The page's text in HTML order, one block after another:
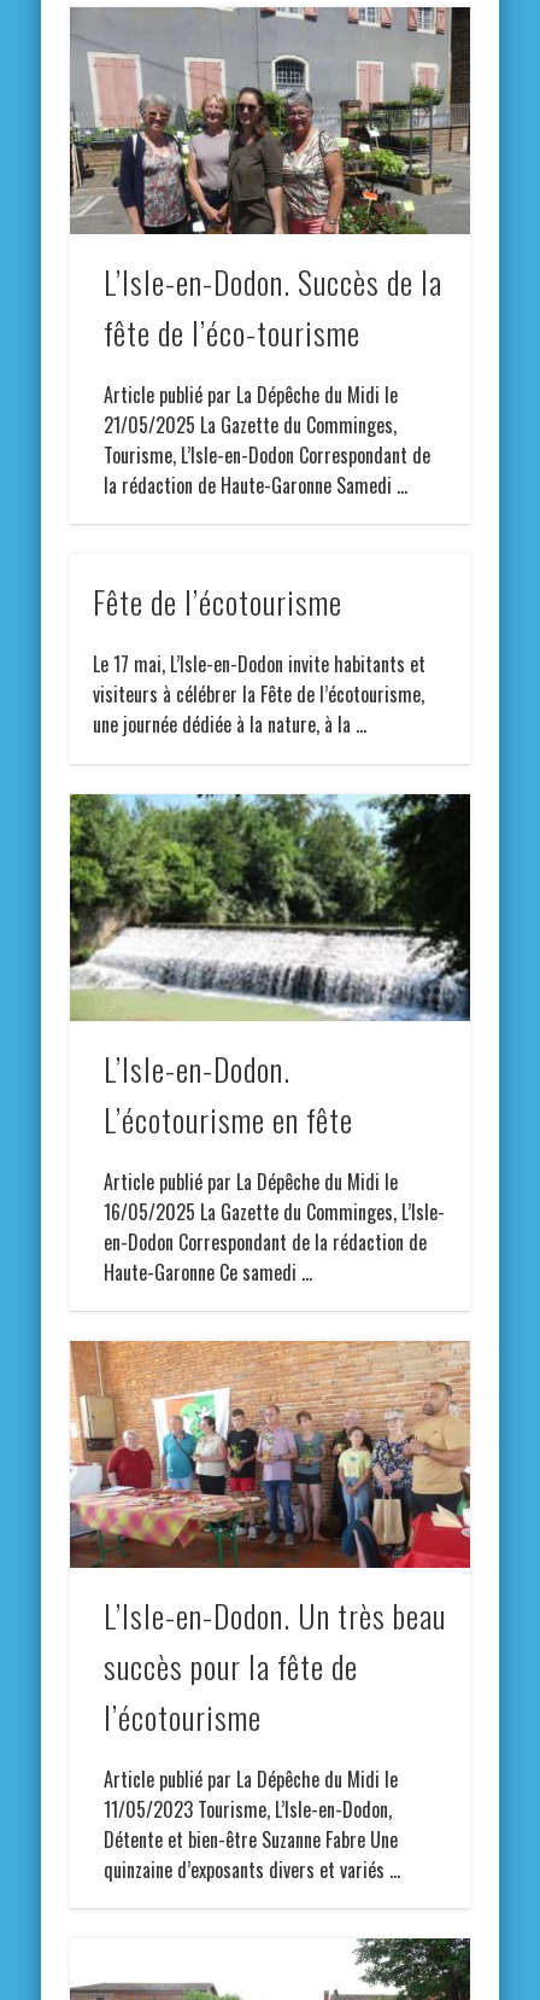
L’Isle-en-Dodon. Succès de la
fête de l’éco-tourisme
Article publié par La Dépêche du Midi le
21/05/2025 La Gazette du Comminges,
Tourisme, L’Isle-en-Dodon Correspondant de
la rédaction de Haute-Garonne Samedi …
Fête de l’écotourisme
Le 17 mai, L’Isle-en-Dodon invite habitants et
visiteurs à célébrer la Fête de l’écotourisme,
une journée dédiée à la nature, à la …
L’Isle-en-Dodon.
L’écotourisme en fête
Article publié par La Dépêche du Midi le
16/05/2025 La Gazette du Comminges, L’Isle-
en-Dodon Correspondant de la rédaction de
Haute-Garonne Ce samedi …
L’Isle-en-Dodon. Un très beau
succès pour la fête de
l’écotourisme
Article publié par La Dépêche du Midi le
11/05/2023 Tourisme, L’Isle-en-Dodon,
Détente et bien-être Suzanne Fabre Une
quinzaine d’exposants divers et variés …